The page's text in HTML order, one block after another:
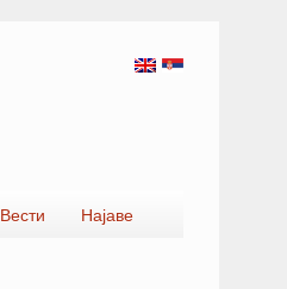
Вести Најаве